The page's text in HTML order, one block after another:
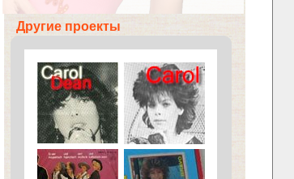
Другие проекты